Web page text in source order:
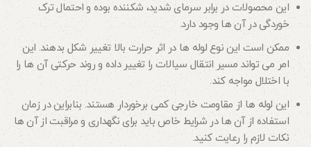
این محصولات در برابر سرمای شدید، شکننده بوده و احتمال ترک
خوردگی در آن ها وجود دارد.
ممکن است این نوع لوله ها در اثر حرارت بالا تغییر شکل بدهند. این
امر می تواند مسیر انتقال سیالات را تغییر داده و روند حرکتی آن ها را
با اختلال مواجه کند.
این لوله ها از مقاومت خارجی کمی برخوردار هستند. بنابراین در زمان
استفاده از آن ها در شرایط خاص باید برای نگهداری و مراقبت از آن ها
نکات لازم را رعایت کنید.